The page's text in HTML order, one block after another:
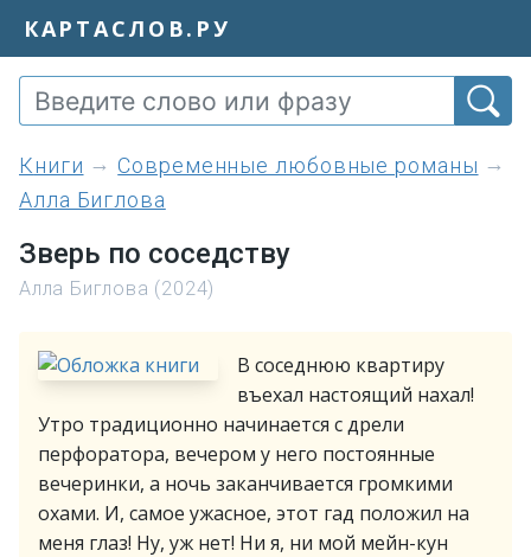
КАРТАСЛОВ.РУ
книги
Современные любовные романы
Алла Биглова
Зверь по соседству
Алла Биглова (2024)
В соседнюю квартиру
въехал настоящий нахал!
Утро традиционно начинается с дрели
перфоратора, вечером у него постоянные
вечеринки, а ночь заканчивается громкими
охами. И, самое ужасное, этот гад положил на
меня глаз! Ну, уж нет! Ни я, ни мой мейн-кун